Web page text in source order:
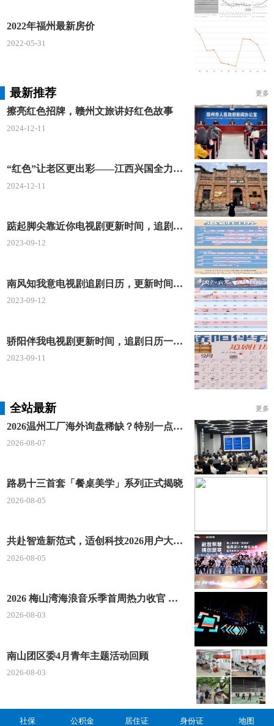
2022年福州最新房价
2022-05-31
最新推荐 更多
擦亮红色招牌，赣州文旅讲好红色故事
2024-12-11
“红色”让老区更出彩——江西兴国全力打造红色文化传承发展创新示范区
2024-12-11
踮起脚尖靠近你电视剧更新时间，追剧日历及剧情简介
2023-09-12
南风知我意电视剧追剧日历，更新时间一览表
2023-09-12
骄阳伴我电视剧更新时间，追剧日历一览表
2023-09-11
全站最新 更多
2026温州工厂海外询盘稀缺？特别一点AI 短视频引流 + 麦穗智能获客谷歌定制独立站双渠道拓客！
2026-08-07
路易十三首套「餐桌美学」系列正式揭晓
2026-08-05
共赴智造新范式，适创科技2026用户大会将于深圳启幕
2026-08-05
2026 梅山湾海浪音乐季首周热力收官 文体旅深度融合点燃滨海夏日经济
2026-08-03
南山团区委4月青年主题活动回顾
2026-08-03
社保 公积金 居住证 身份证 地图